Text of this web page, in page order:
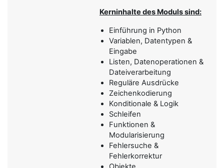
Kerninhalte des Moduls sind:
Einführung in Python
Variablen, Datentypen &
Eingabe
Listen, Datenoperationen &
Dateiverarbeitung
Reguläre Ausdrücke
Zeichenkodierung
Konditionale & Logik
Schleifen
Funktionen &
Modularisierung
Fehlersuche &
Fehlerkorrektur